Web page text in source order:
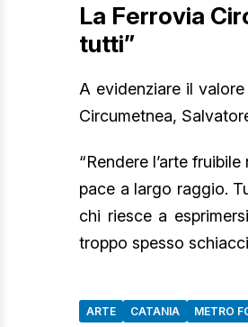
La Ferrovia
tutti”
A evidenziare il
Circumetnea,
“Rendere l’arte
pace a largo raggio.
chi riesce a
troppo spesso
ARTE CATANIA METRO